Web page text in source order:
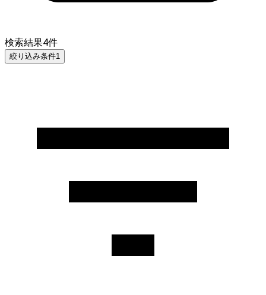
検索結果4件
絞り込み条件1